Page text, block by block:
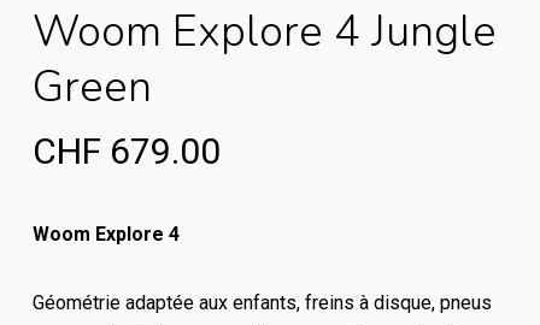
Woom Explore 4 Jungle
Green
CHF 679.00
Woom Explore 4
Géométrie adaptée aux enfants, freins à disque, pneus